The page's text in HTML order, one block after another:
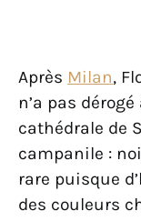
Après Milan,
n’a pas
cathédrale de
campanile :
rare puisque
des couleurs